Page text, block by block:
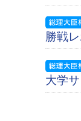
勝戦
大学